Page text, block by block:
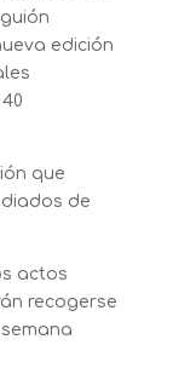
edición
que
de
actos
recogerse